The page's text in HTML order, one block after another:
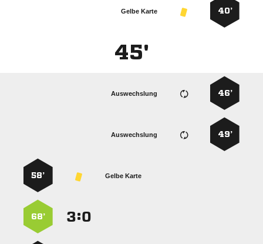
40’
Gelbe Karte
45'
46’
Auswechslung
49’
Auswechslung
Gelbe Karte
58’
:
68’